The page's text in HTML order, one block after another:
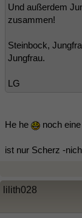
Und außerdem
zusammen!
Steinbock,
Jungfrau.
LG
He he noch
ist nur Scherz -
lilith028